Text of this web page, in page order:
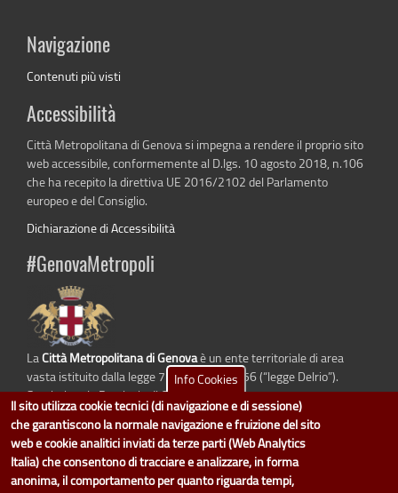
Navigazione
Contenuti più visti
Accessibilità
Città Metropolitana di Genova si impegna a rendere il proprio sito
web accessibile, conformemente al D.lgs. 10 agosto 2018, n.106
che ha recepito la direttiva UE 2016/2102 del Parlamento
europeo e del Consiglio.
Dichiarazione di Accessibilità
#GenovaMetropoli
LaCittà Metropolitana di Genovaè un ente territoriale di area
vasta istituito dalla legge 7 aprile 2014 n. 56 (“legge Delrio”).
Sostituisce la Provincia di Genova.
dati.cittametropolitana.genova.itè il progetto "Open Data" della
Metropolitana di Genova.
Info Cookies
Il sito utilizza cookie tecnici (di navigazione e di sessione)
che garantiscono la normale navigazione e fruizione del sito
web e cookie analitici inviati da terze parti (Web Analytics
Italia) che consentono di tracciare e analizzare, in forma
anonima, il comportamento per quanto riguarda tempi,